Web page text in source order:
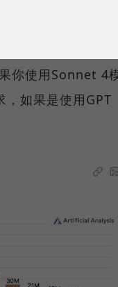
次請求時，也只
則更像是一個儲
你使用Sonnet 4
如果是使用GPT